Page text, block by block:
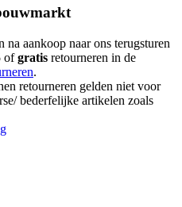
aankoop naar ons terugsturen
ofgratis retourneren in de
.
retourneren gelden niet voor
bederfelijke artikelen zoals